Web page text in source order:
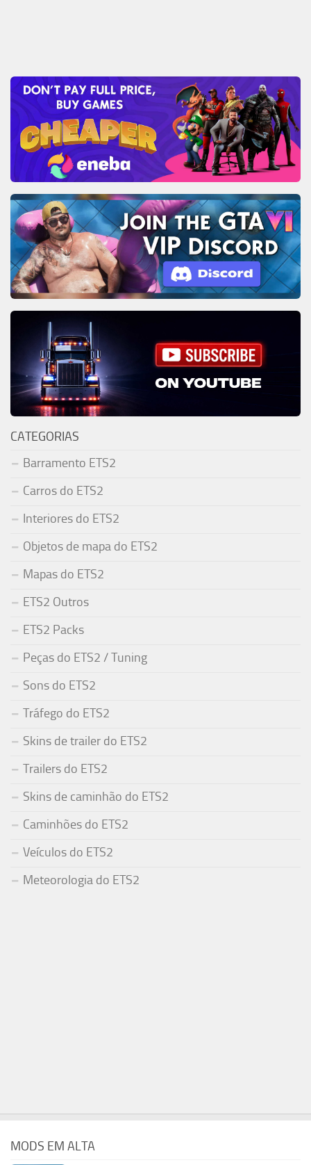
CATEGORIAS
Barramento ETS2
Carros do ETS2
Interiores do ETS2
Objetos de mapa do ETS2
Mapas do ETS2
ETS2 Outros
ETS2 Packs
Peças do ETS2 / Tuning
Sons do ETS2
Tráfego do ETS2
Skins de trailer do ETS2
Trailers do ETS2
Skins de caminhão do ETS2
Caminhões do ETS2
Veículos do ETS2
Meteorologia do ETS2
MODS EM ALTA